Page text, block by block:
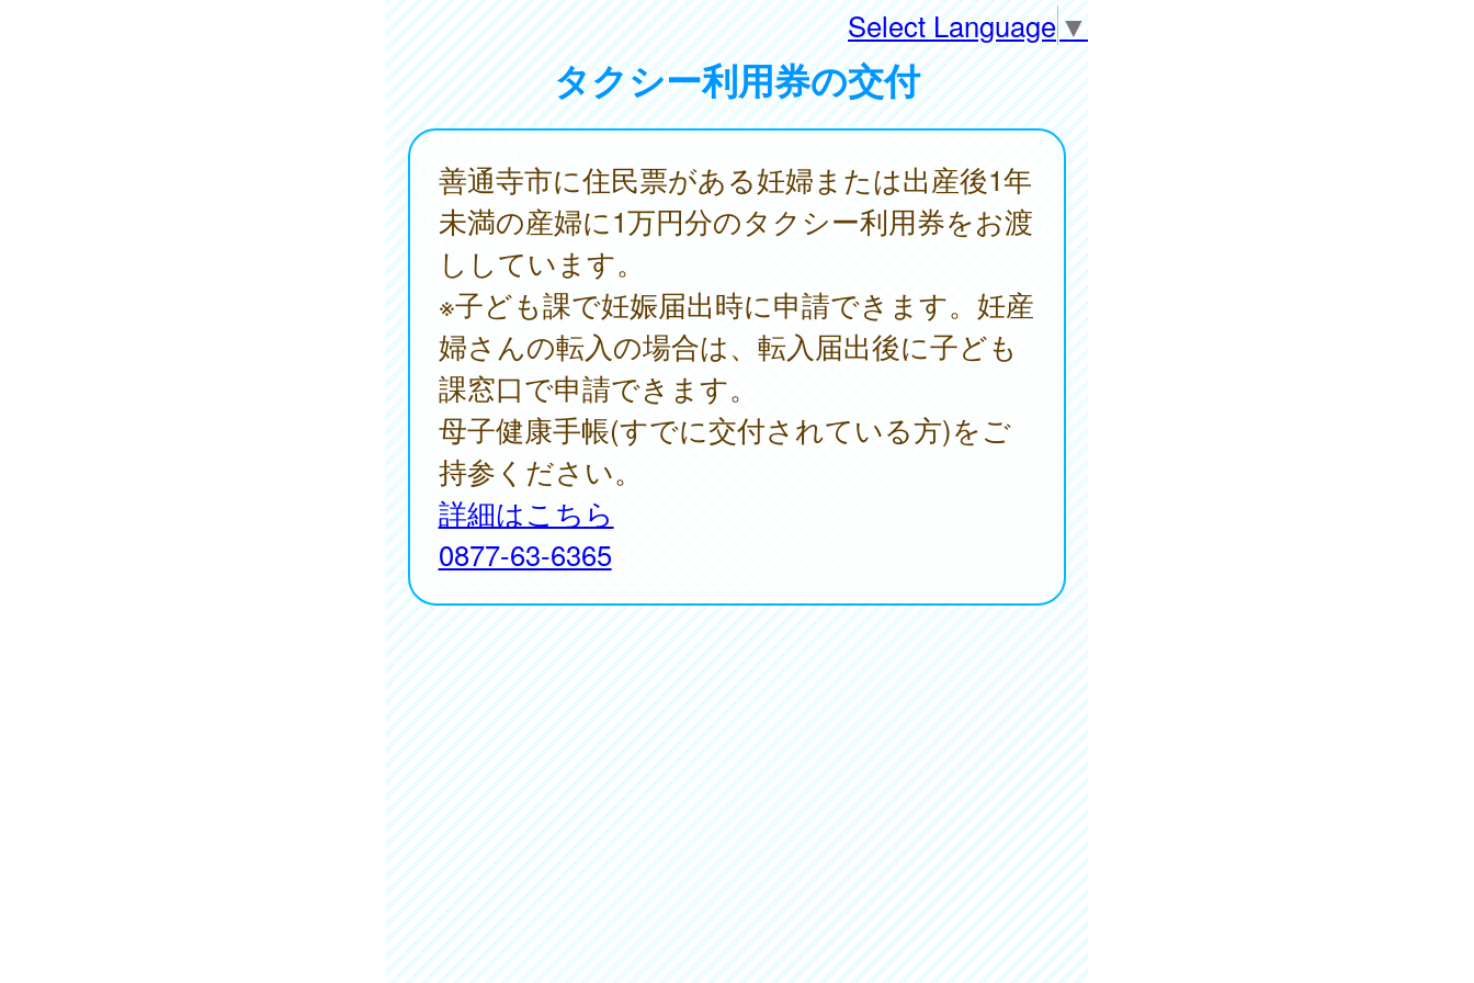
Select Language ▼
タクシー利用券の交付
善通寺市に住民票がある妊婦または出産後1年
未満の産婦に1万円分のタクシー利用券をお渡
ししています。
※子ども課で妊娠届出時に申請できます。妊産
婦さんの転入の場合は、転入届出後に子ども
課窓口で申請できます。
母子健康手帳(すでに交付されている方)をご
持参ください。
詳細はこちら
0877-63-6365